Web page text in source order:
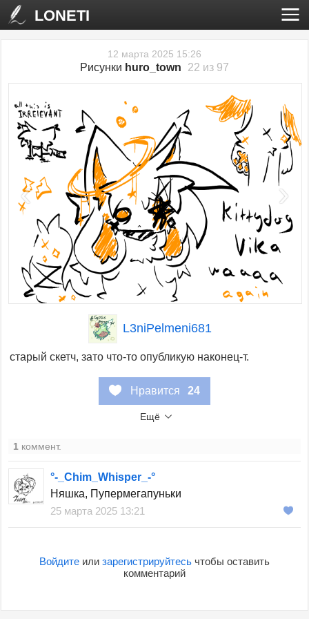
LONETI
12 марта 2025 15:26
Рисунки huro_town 22 из 97
‹ ›
L3niPelmeni681
старый скетч, зато что-то опубликую наконец-т.
Нравится 24
Ещё
1 коммент.
°-_Chim_Whisper_-°
Няшка, Пупермегапуньки
25 марта 2025 13:21
Войдитеили зарегистрируйтесьчтобы оставить
комментарий